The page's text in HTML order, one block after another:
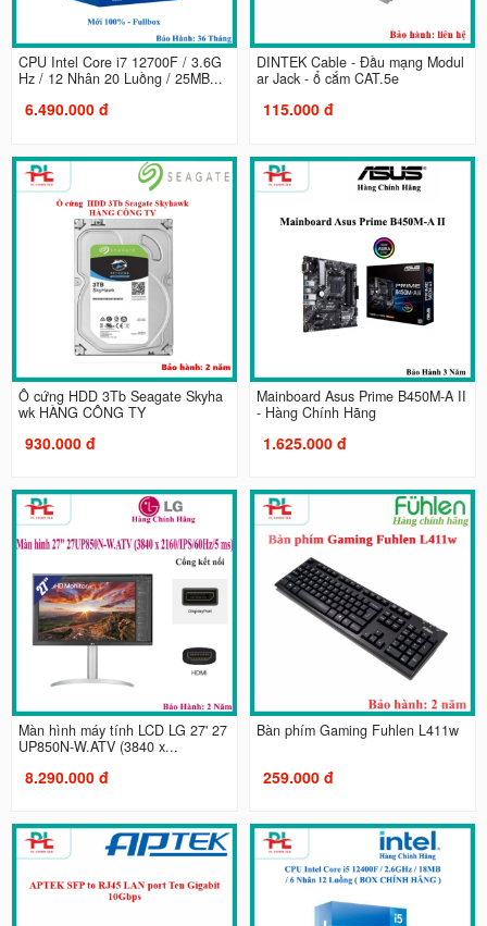
CPU Intel Core i7 12700F / 3.6G
Hz / 12 Nhân 20 Luồng / 25MB...
6.490.000 đ
DINTEK Cable - Đầu mạng Modul
ar Jack - ổ cắm CAT.5e
115.000 đ
Ổ cứng HDD 3Tb Seagate Skyha
wk HÀNG CÔNG TY
930.000 đ
Mainboard Asus Prime B450M-A II
- Hàng Chính Hãng
1.625.000 đ
Màn hình máy tính LCD LG 27' 27
UP850N-W.ATV (3840 x...
8.290.000 đ
Bàn phím Gaming Fuhlen L411w
259.000 đ